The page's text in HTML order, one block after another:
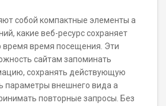
собой компактные элементы а
какие веб-ресурс сохраняет
время время посещения. Эти
сайтам запоминать
сохранять действующую
параметры внешнего вида а
повторные запросы. Без